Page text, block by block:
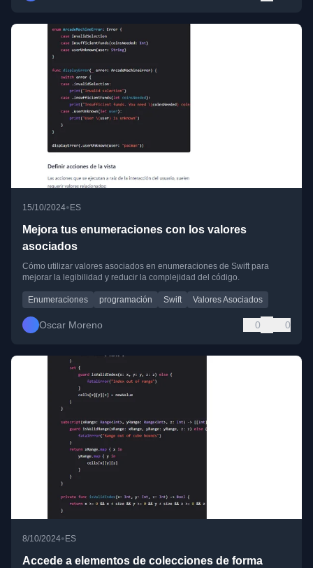
15/10/2024•ES
Mejora tus enumeraciones con los valores
asociados
Cómo utilizar valores asociados en enumeraciones de Swift para
mejorar la legibilidad y reducir la complejidad del código.
Enumeraciones programación Swift Valores Asociados
Oscar Moreno 0 0
8/10/2024• ES
Accede a elementos de colecciones de forma